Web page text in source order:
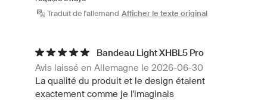
Traduit de l'allemand Afficher le texte original
Bandeau Light XHBL5 Pro
Avis laissé en Allemagne le 2026-06-30
La qualité du produit et le design étaient
exactement comme je l'imaginais